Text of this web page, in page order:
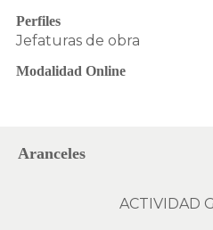
Perfiles
Jefaturas de obra
Modalidad Online
Aranceles
ACTIVIDAD